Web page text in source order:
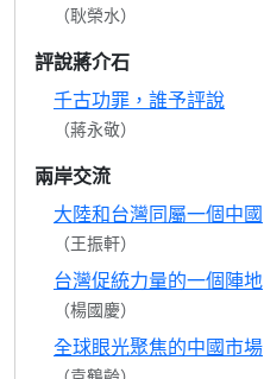
（耿榮水）
評說蔣介石
千古功罪，誰予評說
（蔣永敬）
兩岸交流
大陸和台灣同屬一個中國
（王振軒）
台灣促統力量的一個陣地
（楊國慶）
全球眼光聚焦的中國市場